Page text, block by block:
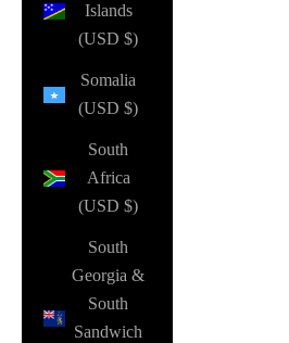
Islands
(USD $)
Somalia
(USD $)
South
Africa
(USD $)
South
Georgia &
South
Sandwich